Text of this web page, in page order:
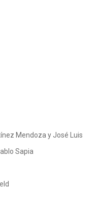
Mendoza y José Luis
Sapia